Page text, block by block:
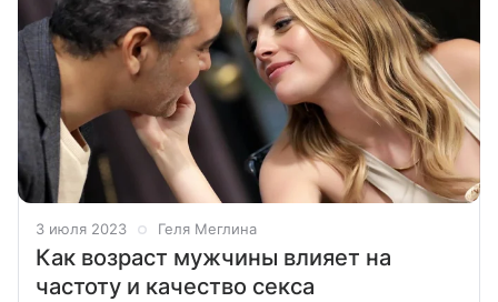
3 июля 2023 Геля Меглина
Как возраст мужчины влияет на
частоту и качество секса